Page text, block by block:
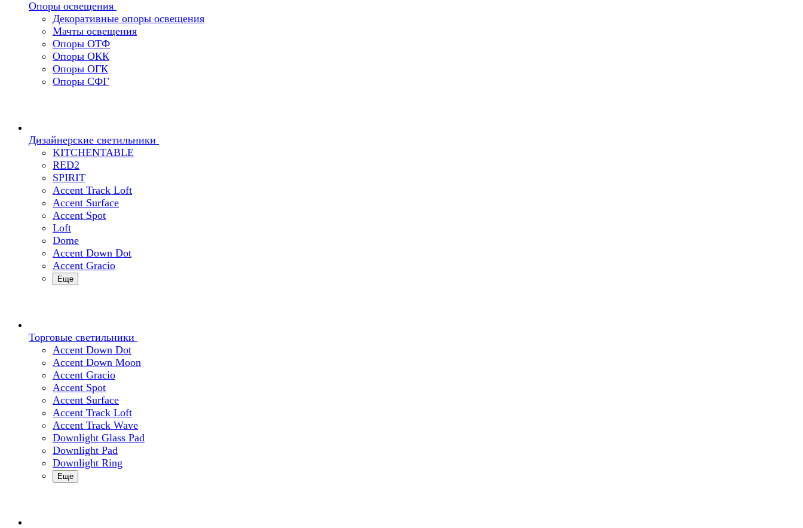
Опоры освещения
Декоративные опоры освещения
Мачты освещения
Опоры ОТФ
Опоры ОКК
Опоры ОГК
Опоры СФГ
Дизайнерские светильники
KITCHENTABLE
RED2
SPIRIT
Accent Track Loft
Accent Surface
Accent Spot
Loft
Dome
Accent Down Dot
Accent Gracio
Еще
Торговые светильники
Accent Down Dot
Accent Down Moon
Accent Gracio
Accent Spot
Accent Surface
Accent Track Loft
Accent Track Wave
Downlight Glass Pad
Downlight Pad
Downlight Ring
Еще